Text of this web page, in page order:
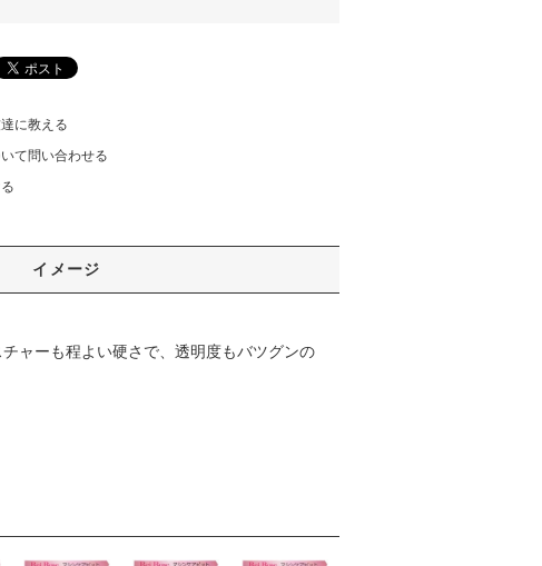
に教える
て問い合わせる
イメージ
ャーも程よい硬さで、透明度もバツグンの